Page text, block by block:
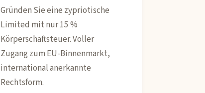
Gründen Sie eine zypriotische
Limited mit nur 15 %
Körperschaftsteuer. Voller
Zugang zum EU-Binnenmarkt,
international anerkannte
Rechtsform.